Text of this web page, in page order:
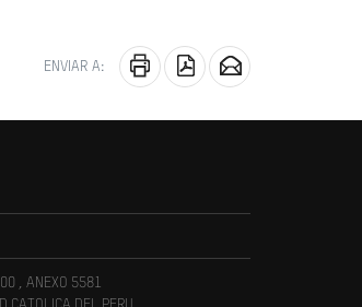
ENVIAR A:
, ANEXO 5581